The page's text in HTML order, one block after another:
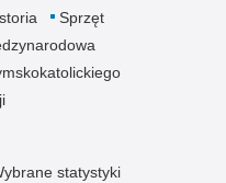
Sprzęt
statystyki